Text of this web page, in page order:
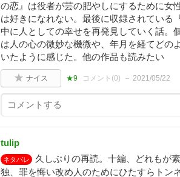
の恋』は役者が芸の肥やしにするために女
は好きになれない。最後に収録されている
中に人としての幸せを再発見していく話。
は人の心の微妙な機微や、年月を経てどの
いたように感じた。他の作品も読みたい
ナイス ★9 コメント(0) 2021/05/22
tulip
ネタバレ
久しぶりの再読。十編、どれもが
独、罪を悔い改め人のためにひたすらトン